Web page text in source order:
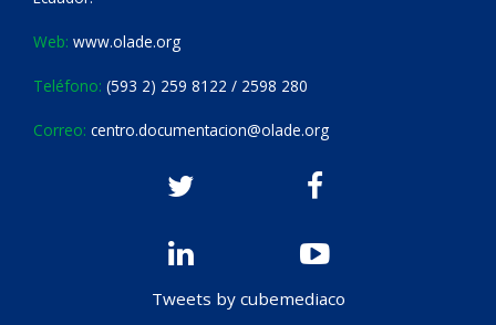
Web: www.olade.org
Teléfono: (593 2) 259 8122 / 2598 280
Correo: centro.documentacion@olade.org
Tweets by cubemediaco